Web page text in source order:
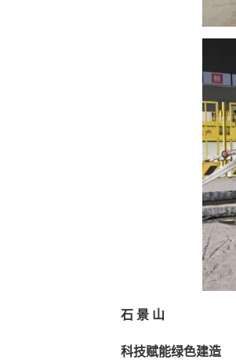
石 景 山
科技赋能绿色建造